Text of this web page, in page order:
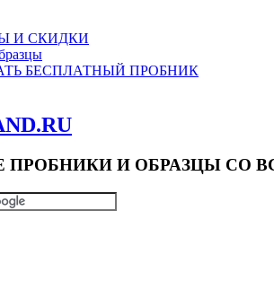
И СКИДКИ
БЕСПЛАТНЫЙ ПРОБНИК
ПРОБНИКИ И ОБРАЗЦЫ СО